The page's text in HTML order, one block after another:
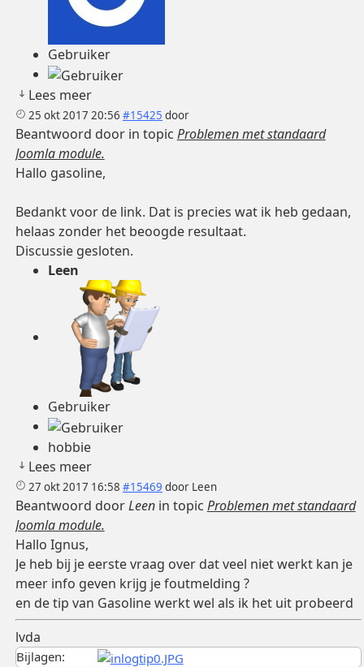
Gebruiker
Lees meer
25 okt 2017 20:56 #15425 door
Beantwoord door in topic Problemen met standaard
Joomla module.
Hallo gasoline,
Bedankt voor de link. Dat is precies wat ik heb gedaan,
helaas zonder het beoogde resultaat.
Discussie gesloten.
Leen
Gebruiker
hobbie
Lees meer
27 okt 2017 16:58 #15469 door Leen
Beantwoord doorLeenin topic Problemen met standaard
Joomla module.
Hallo Ignus,
Je heb bij je eerste vraag over dat veel niet werkt kan je
meer info geven krijg je foutmelding ?
en de tip van Gasoline werkt wel als ik het uit probeerd
lvda
Bijlagen: